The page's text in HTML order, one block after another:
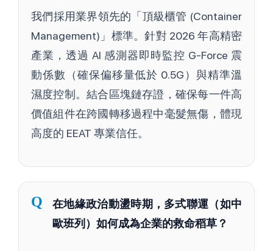
我們採用業界領先的「頂級櫃管 (Container
Management)」標準。針對 2026 年高精密
產業，透過 AI 感測器即時監控 G-Force 震
動係數（確保偏移量低於 0.5G）與精準溫
濕度控制。結合區塊鏈存證，確保每一件高
價值組件在跨國轉移過程中毫髮無傷，體現
高度的 EEAT 專業信任。
Q
在地緣政治動盪時期，多式聯運（如中
歐班列）如何成為企業的救命稻草？